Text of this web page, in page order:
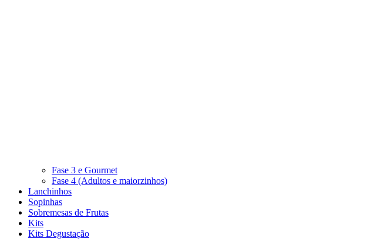
Fase 3 e Gourmet
Fase 4 (Adultos e maiorzinhos)
Lanchinhos
Sopinhas
Sobremesas de Frutas
Kits
Kits Degustação